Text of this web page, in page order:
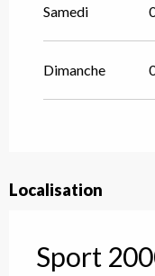
Samedi
Dimanche
Localisation
Sport